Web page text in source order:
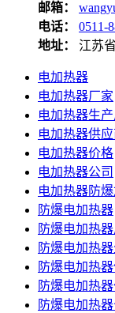
邮箱：
电话：
0511-
地址：
江苏
电加热器
电加热器厂家
电加热器生
电加热器供
电加热器价格
电加热器公司
电加热器防
防爆电加热器
防爆电加热
防爆电加热
防爆电加热
防爆电加热
防爆电加热器